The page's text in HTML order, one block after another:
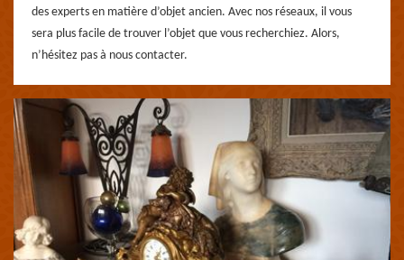
des experts en matière d’objet ancien. Avec nos réseaux, il vous
sera plus facile de trouver l’objet que vous recherchiez. Alors,
n’hésitez pas à nous contacter.